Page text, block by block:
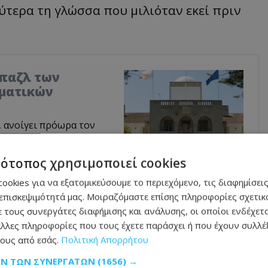
τη γλώσσα που μιλιόταν εκεί πριν
των
ανοίγει πρόωρα τον
και Γιώργος
επιλογές, ο
ΔΗΠΑ
έτσι διαμορφώνεται
εκλογές του 2028,
χρησιμοποιεί cookies
για να εξατομικεύσουμε το περιεχόμενο, τις
μας. Μοιραζόμαστε επίσης πληροφορίες
συνεργάτες διαφήμισης και ανάλυσης, οι οποίοι
πληροφορίες που τους έχετε παράσχει ή που έχουν
από εσάς. Πολιτική Απορρήτου
ΤΩΝ ΣΥΝΕΡΓΑΤΏΝ (1656) →